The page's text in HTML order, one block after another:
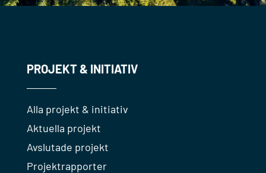
PROJEKT & INITIATIV
Alla projekt & initiativ
Aktuella projekt
Avslutade projekt
Projektrapporter